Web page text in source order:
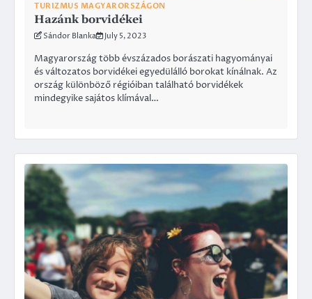
TURIZMUS MAGYARORSZÁGON
Hazánk borvidékei
Sándor Blanka July 5, 2023
Magyarország több évszázados borászati hagyományai
és változatos borvidékei egyedülálló borokat kínálnak. Az
ország különböző régióiban található borvidékek
mindegyike sajátos klímával…